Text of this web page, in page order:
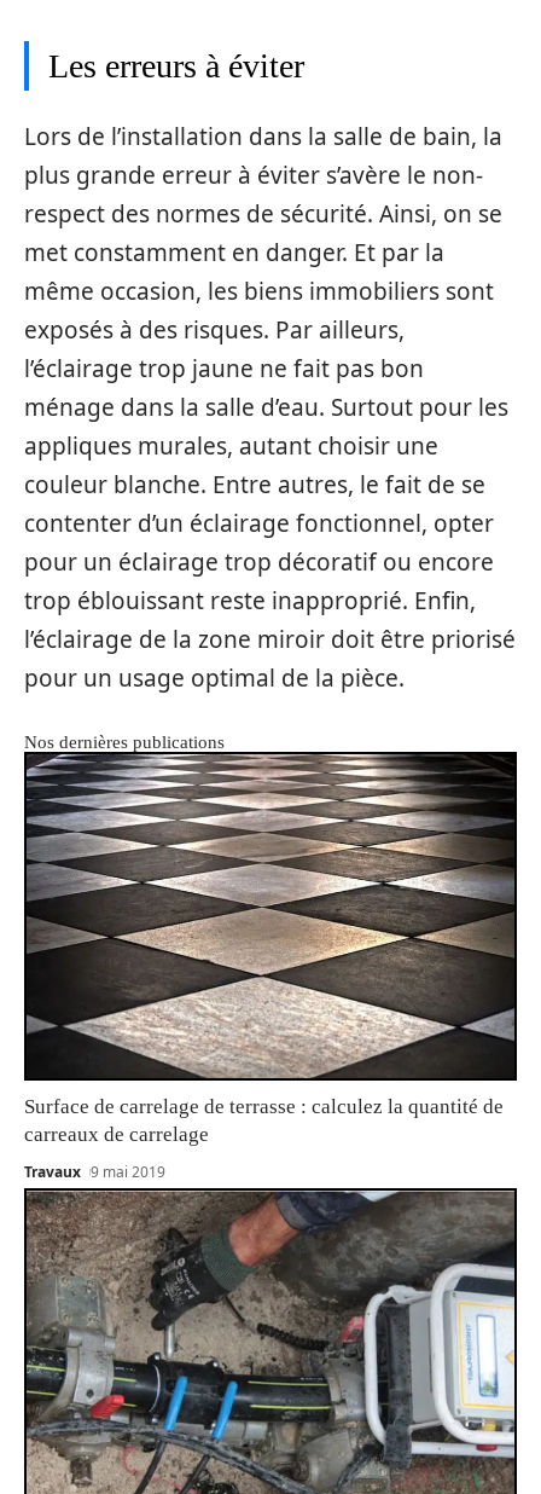
Les erreurs à éviter
Lors de l’installation dans la salle de bain, la
plus grande erreur à éviter s’avère le non-
respect des normes de sécurité. Ainsi, on se
met constamment en danger. Et par la
même occasion, les biens immobiliers sont
exposés à des risques. Par ailleurs,
l’éclairage trop jaune ne fait pas bon
ménage dans la salle d’eau. Surtout pour les
appliques murales, autant choisir une
couleur blanche. Entre autres, le fait de se
contenter d’un éclairage fonctionnel, opter
pour un éclairage trop décoratif ou encore
trop éblouissant reste inapproprié. Enfin,
l’éclairage de la zone miroir doit être priorisé
pour un usage optimal de la pièce.
Nos dernières publications
Surface de carrelage de terrasse : calculez la quantité de
carreaux de carrelage
Travaux 9 mai 2019